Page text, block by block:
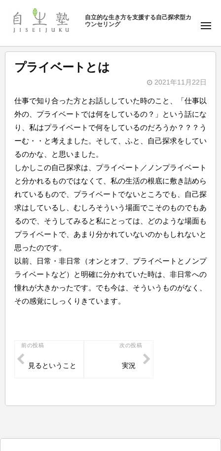
ン
自
塾
自立的な生き方を支援する自己探求型カ
ウンセリング
メ
ュ
ー
プライベートとは
2021年11月22日
y
自
生
塾
仕事で知り合った方とお話ししていた時のこと、「仕事以
外の、プライベートでは何をしているの？」という話にな
り、私はプライベートで何をしているのだろうか？？？う
ーむ・・と考えました。そして、ふと、自己探求をしてい
るのかな、と思いました。
しかしこの自己探求は、プライベート／ノンプライベート
と分かれるものではなくて、私の生活の根底に敷き詰めら
れているもので、プライベートでないところでも、自己探
求はしているし、むしろそういう場面でこそのものでもあ
るので、そうしてみると私にとっては、どのような場面も
プライベートで、あまり分かれていないのかもしれないと
思ったのです。
以前、日常・非日常（オンとオフ、プライベートとノンプ
ライベートなど）と明確に分かれていた時は、非日常への
憧れが大きかったです。でも今は、そういうものがなく、
その感覚にしっくりきています。
投
稿
前の投稿
見るということ
次の投稿
実況